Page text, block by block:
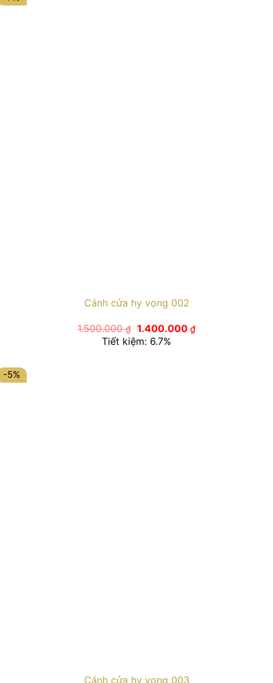
Cánh cửa hy vọng 002
1.500.000₫ Giá
gốc
là:
1.400.000 ₫Giá
hiện
Tiết kiệm: 6.7%
-5%
Cánh cửa hy vọng 003